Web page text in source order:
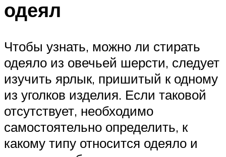
одеял
Чтобы узнать, можно ли стирать
одеяло из овечьей шерсти, следует
изучить ярлык, пришитый к одному
из уголков изделия. Если таковой
отсутствует, необходимо
самостоятельно определить, к
какому типу относится одеяло и